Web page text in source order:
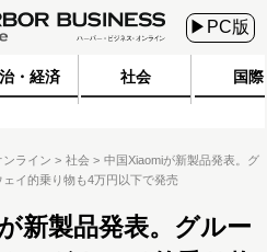
▶PC版
・経済 社会 国際
ンライン 社会
中国Xiaomiが新製品発表。グ
イ的乗り物も4万円以下で発売
新製品発表。グルー